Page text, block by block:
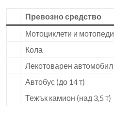
Превозно средство
Мотоциклети и мотопеди
Кола
Лекотоварен автомобил
Автобус (до 14 т)
Тежък камион (над 3,5 т)